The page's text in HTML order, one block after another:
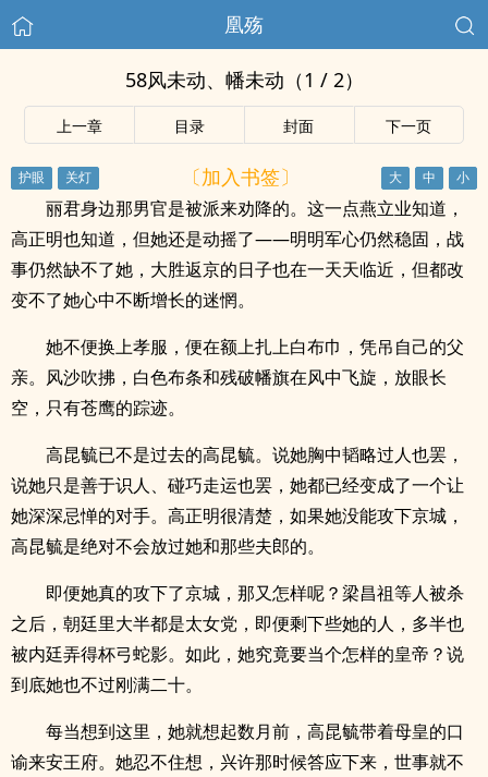
凰殇
58风未动、幡未动（1 / 2）
上一章 目录 封面 下一页
〔加入书签〕
丽君身边那男官是被派来劝降的。这一点燕立业知道，
高正明也知道，但她还是动摇了——明明军心仍然稳固，战
事仍然缺不了她，大胜返京的日子也在一天天临近，但都改
变不了她心中不断增长的迷惘。
她不便换上孝服，便在额上扎上白布巾，凭吊自己的父
亲。风沙吹拂，白色布条和残破幡旗在风中飞旋，放眼长
空，只有苍鹰的踪迹。
高昆毓已不是过去的高昆毓。说她胸中韬略过人也罢，
说她只是善于识人、碰巧走运也罢，她都已经变成了一个让
她深深忌惮的对手。高正明很清楚，如果她没能攻下京城，
高昆毓是绝对不会放过她和那些夫郎的。
即便她真的攻下了京城，那又怎样呢？梁昌祖等人被杀
之后，朝廷里大半都是太女党，即便剩下些她的人，多半也
被内廷弄得杯弓蛇影。如此，她究竟要当个怎样的皇帝？说
到底她也不过刚满二十。
每当想到这里，她就想起数月前，高昆毓带着母皇的口
谕来安王府。她忍不住想，兴许那时候答应下来，世事就不